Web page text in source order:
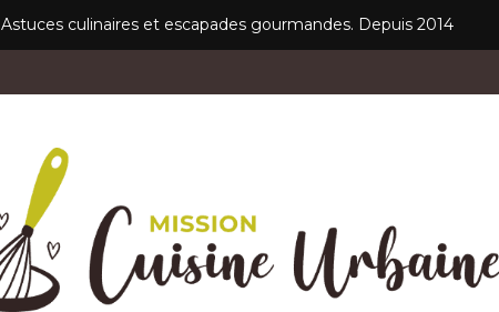
Astuces culinaires et escapades gourmandes. Depuis 2014